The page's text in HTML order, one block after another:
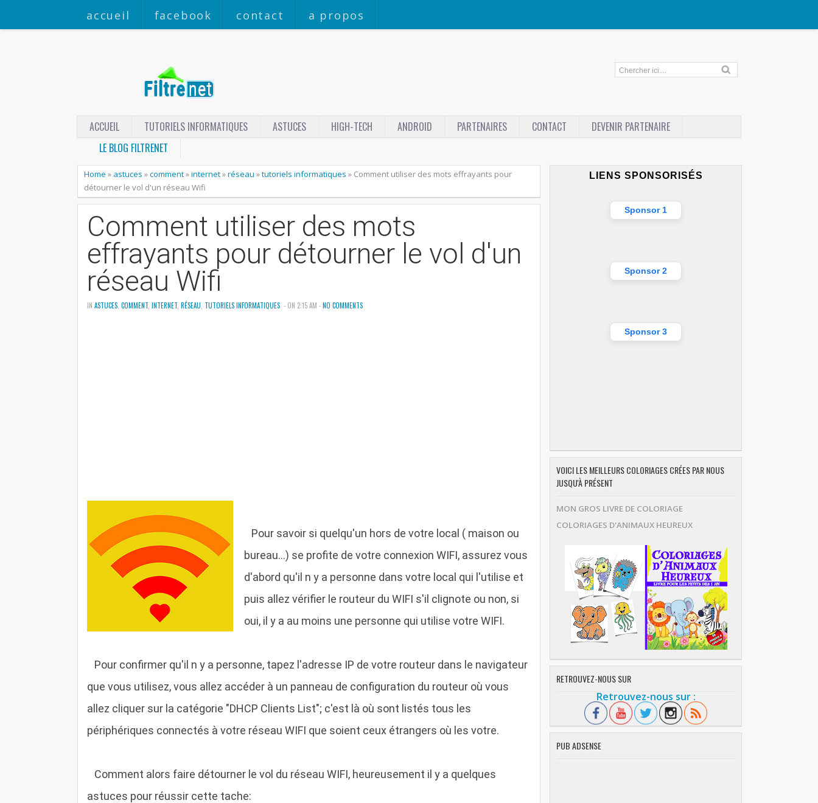
accueil facebook contact a propos
ACCUEIL TUTORIELS INFORMATIQUES ASTUCES HIGH-TECH ANDROID PARTENAIRES CONTACT
DEVENIR PARTENAIRE
LE BLOG FILTRENET
Home » astuces »comment»internet»réseau »tutoriels informatiques » Comment utiliser des mots effrayants pour
détourner le vol d'un réseau Wifi
Comment utiliser des mots
effrayants pour détourner le vol d'un
réseau Wifi
IN ASTUCES COMMENT INTERNET RÉSEAU TUTORIELS INFORMATIQUES - ON 2:15 AM -NO COMMENTS
Pour savoir si quelqu'un hors de votre local ( maison ou
bureau...) se profite de votre connexion WIFI, assurez vous
d'abord qu'il n y a personne dans votre local qui l'utilise et
puis allez vérifier le routeur du WIFI s'il clignote ou non, si
oui, il y a au moins une personne qui utilise votre WIFI.
Pour confirmer qu'il n y a personne, tapez l'adresse IP de votre routeur dans le navigateur
que vous utilisez, vous allez accéder à un panneau de configuration du routeur où vous
allez cliquer sur la catégorie "DHCP Clients List"; c'est là où sont listés tous les
périphériques connectés à votre réseau WIFI que soient ceux étrangers où les votre.
Comment alors faire détourner le vol du réseau WIFI, heureusement il y a quelques
astuces pour réussir cette tache:
LIENS SPONSORISÉS
Sponsor 1
Sponsor 2
Sponsor 3
VOICI LES MEILLEURS COLORIAGES CRÉES PAR NOUS
JUSQU'À PRÉSENT
MON GROS LIVRE DE COLORIAGE
COLORIAGES D'ANIMAUX HEUREUX
RETROUVEZ-NOUS SUR
Retrouvez-nous sur :
PUB ADSENSE